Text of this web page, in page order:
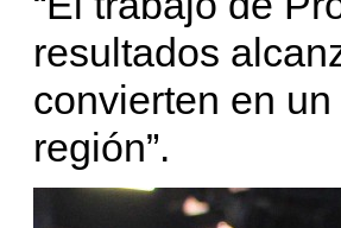
resultados
convierten en
región”.